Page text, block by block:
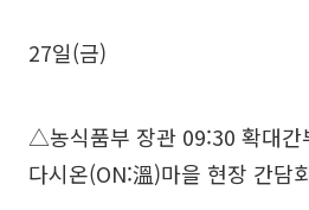
27일(금)
△농식품부 장관 09:30 확대간
다시온(ON:溫)마을 현장 간담